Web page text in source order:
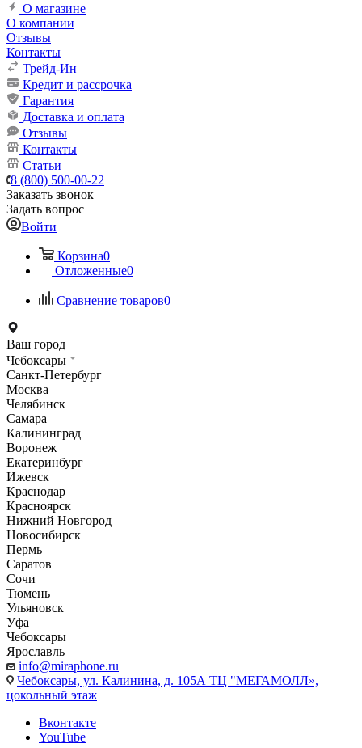
О магазине
О компании
Отзывы
Контакты
Трейд-Ин
Кредит и рассрочка
Гарантия
Доставка и оплата
Отзывы
Контакты
Статьи
8 (800) 500-00-22
Заказать звонок
Задать вопрос
Войти
Корзина0
Отложенные0
Сравнение товаров0
Ваш город
Чебоксары
Санкт-Петербург
Москва
Челябинск
Самара
Калининград
Воронеж
Екатеринбург
Ижевск
Краснодар
Красноярск
Нижний Новгород
Новосибирск
Пермь
Саратов
Сочи
Тюмень
Ульяновск
Уфа
Чебоксары
Ярославль
info@miraphone.ru
Чебоксары, ул. Калинина, д. 105А ТЦ "МЕГАМОЛЛ»,
цокольный этаж
Вконтакте
YouTube